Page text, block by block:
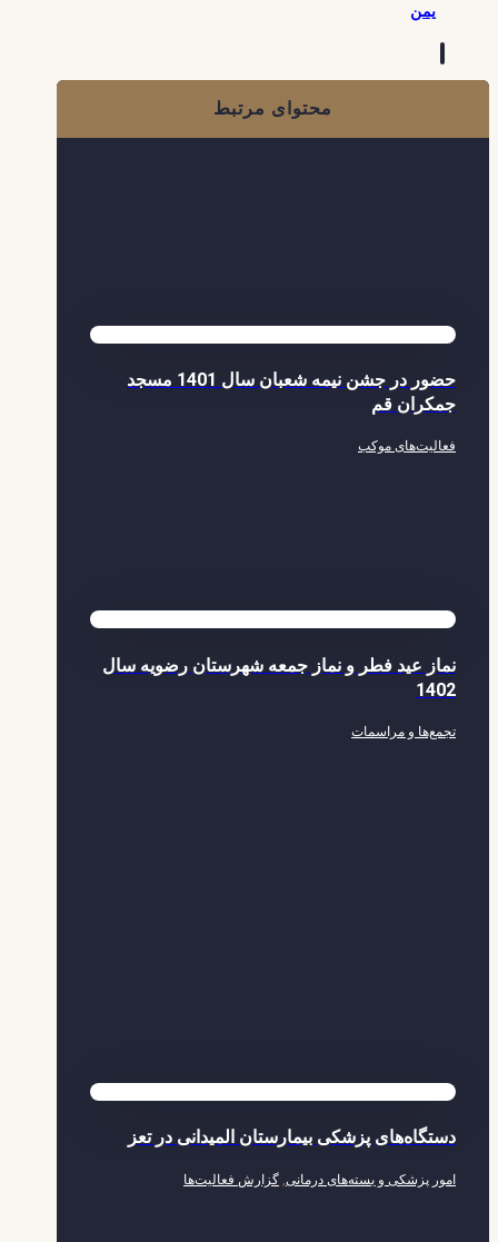
یمن
محتوای مرتبط
حضور در جشن نیمه شعبان سال 1401 مسجد
جمکران قم
فعالیت‌های موکب
نماز عید فطر و نماز جمعه شهرستان رضویه سال
1402
تجمع‌ها و مراسمات
دستگاه‌های پزشکی بیمارستان المیدانی در تعز
امور پزشکی و بسته‌های درمانی گزارش فعالیت‌ها